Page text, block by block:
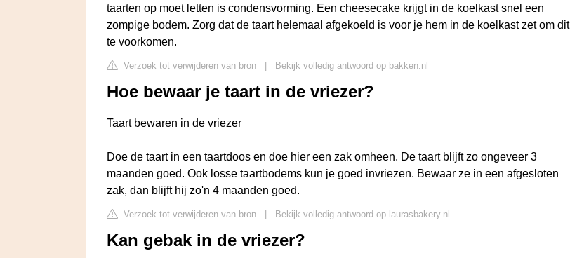
taarten op moet letten is condensvorming. Een cheesecake krijgt in de koelkast snel een
zompige bodem. Zorg dat de taart helemaal afgekoeld is voor je hem in de koelkast zet om dit
te voorkomen.
Verzoek tot verwijderen van bron Bekijk volledig antwoord op bakken.nl
Hoe bewaar je taart in de vriezer?
Taart bewaren in de vriezer
Doe de taart in een taartdoos en doe hier een zak omheen. De taart blijft zo ongeveer 3
maanden goed. Ook losse taartbodems kun je goed invriezen. Bewaar ze in een afgesloten
zak, dan blijft hij zo'n 4 maanden goed.
Verzoek tot verwijderen van bron Bekijk volledig antwoord op laurasbakery.nl
Kan gebak in de vriezer?